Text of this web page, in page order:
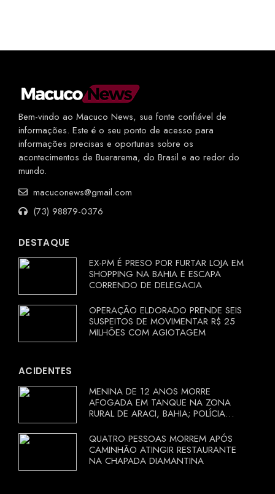
Bem-vindo ao Macuco News, sua fonte confiável de
informações. Este é o seu ponto de acesso para
informações precisas e oportunas sobre os
acontecimentos de Buerarema, do Brasil e ao redor do
mundo.
macuconews@gmail.com
(73) 98879-0376
DESTAQUE
EX-PM É PRESO POR FURTAR LOJA EM
SHOPPING NA BAHIA E ESCAPA
CORRENDO DE DELEGACIA
OPERAÇÃO ELDORADO PRENDE SEIS
SUSPEITOS DE MOVIMENTAR R$ 25
MILHÕES COM AGIOTAGEM
ACIDENTES
MENINA DE 12 ANOS MORRE
AFOGADA EM TANQUE NA ZONA
RURAL DE ARACI, BAHIA; POLÍCIA
QUATRO PESSOAS MORREM APÓS
CAMINHÃO ATINGIR RESTAURANTE
NA CHAPADA DIAMANTINA